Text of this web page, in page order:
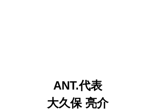
ANT.代表
大久保 亮介